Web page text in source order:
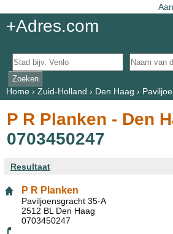
+Adres.com
Home› Zuid-Holland › Den Haag ›
P R Planken - Den
0703450247
Resultaat
P R Planken
Paviljoensgracht 35-A
2512 BL Den Haag
0703450247